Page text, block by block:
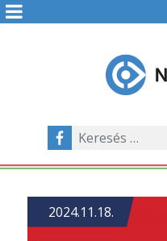
2024.11.18.